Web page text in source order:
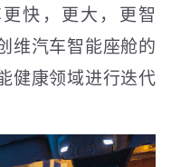
快，更大，更智
维汽车智能座舱的
健康领域进行迭代